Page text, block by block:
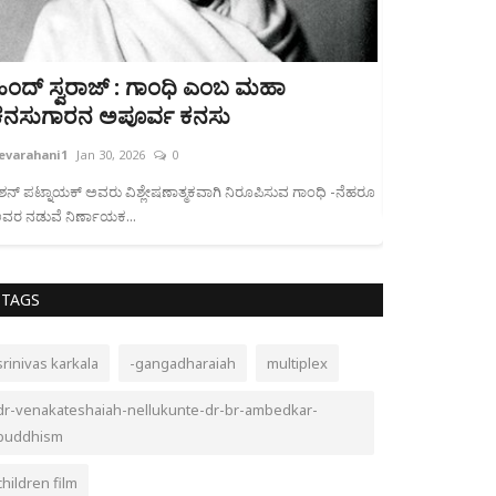
ಸ್ವರಾಜ್ : ಗಾಂಧಿ ಎಂಬ ಮಹಾ
ಅಪೂರ್ವ ಕನಸು
Jan 30, 2026 0
ಪಟ್ನಾಯಕ್ ಅವರು ವಿಶ್ಲೇಷಣಾತ್ಮಕವಾಗಿ ನಿರೂಪಿಸುವ ಗಾಂಧಿ -ನೆಹರೂ
ನಡುವೆ ನಿರ್ಣಾಯಕ...
TAGS
karkala -gangadharaiah multiplex
venakateshaiah-nellukunte-dr-br-ambedkar-
film